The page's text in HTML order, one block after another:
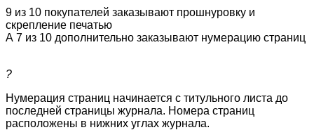
9 из 10 покупателей заказывают прошнуровку и
скрепление печатью
А 7 из 10 дополнительно заказывают нумерацию страниц
?
Нумерация страниц начинается с титульного листа до
последней страницы журнала. Номера страниц
расположены в нижних углах журнала.